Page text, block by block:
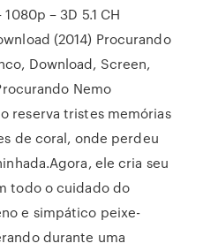
– 3D 5.1 CH
(2014) Procurando
Download, Screen,
Nemo
reserva tristes memórias
de coral, onde perdeu
ele cria seu
todo o cuidado do
e simpático peixe-
durante uma